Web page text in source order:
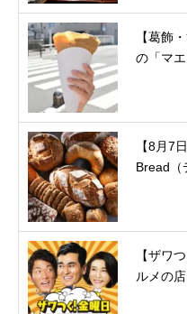
【葛飾
の「マエ
【8月7
Bread（
【ザワ
ルメの店